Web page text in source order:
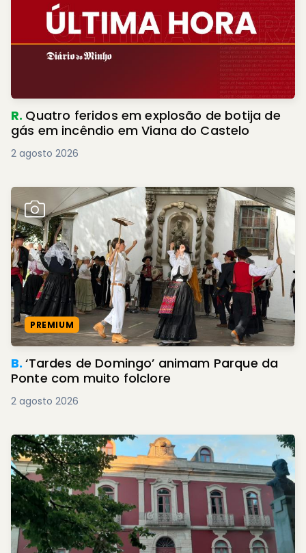
R. Quatro feridos em explosão de botija de
gás em incêndio em Viana do Castelo
2 agosto 2026
PREMIUM
B.‘Tardes de Domingo’ animam Parque da
Ponte com muito folclore
2 agosto 2026